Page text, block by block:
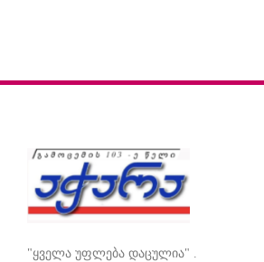
"ყველა უფლება დაცულია" .